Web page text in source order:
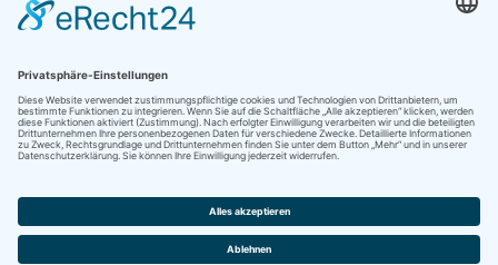
Montag - Freitag 10:00 - 18:00 Uhr
Samstag, Sonntag, Feiertag 10:00 - 15:00 Uhr
KONTAKT & ÖFFNUNGSZEITEN
DATENSCHUTZ
IMPRESSUM